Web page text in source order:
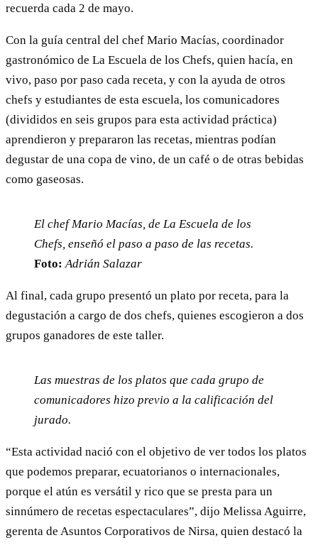
recuerda cada 2 de mayo.
Con la guía central del chef Mario Macías, coordinador
gastronómico de La Escuela de los Chefs, quien hacía, en
vivo, paso por paso cada receta, y con la ayuda de otros
chefs y estudiantes de esta escuela, los comunicadores
(divididos en seis grupos para esta actividad práctica)
aprendieron y prepararon las recetas, mientras podían
degustar de una copa de vino, de un café o de otras bebidas
como gaseosas.
El chef Mario Macías, de La Escuela de los
Chefs, enseñó el paso a paso de las recetas.
Foto:Adrián Salazar
Al final, cada grupo presentó un plato por receta, para la
degustación a cargo de dos chefs, quienes escogieron a dos
grupos ganadores de este taller.
Las muestras de los platos que cada grupo de
comunicadores hizo previo a la calificación del
jurado.
“Esta actividad nació con el objetivo de ver todos los platos
que podemos preparar, ecuatorianos o internacionales,
porque el atún es versátil y rico que se presta para un
sinnúmero de recetas espectaculares”, dijo Melissa Aguirre,
gerenta de Asuntos Corporativos de Nirsa, quien destacó la